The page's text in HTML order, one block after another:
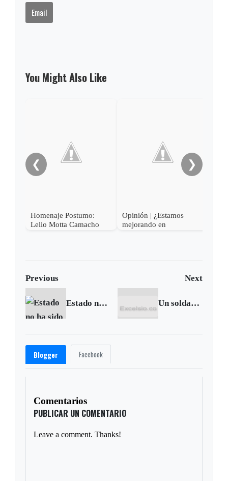
Email
You Might Also Like
❮
Homenaje Postumo:
Lelio Motta Camacho
Opinión | ¿Estamos
mejorando en
❯
Previous Next
Estado no ha sido eficaz para garantizar los derechos de 2.760 desaparecidos por las Farc: Procurador Un soldado herido dejó acción terrorista en El Cocuy
Blogger Facebook
Comentarios
PUBLICAR UN COMENTARIO
Leave a comment. Thanks!